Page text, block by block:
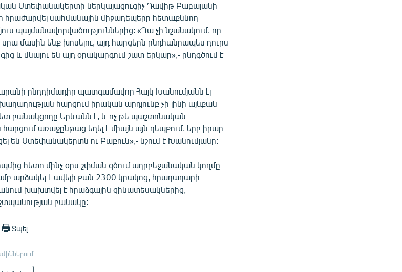
Ստեփանակերտի ներկայացուցիչ Դավիթ Բաբայանի
հրաժարվել սահմանային միջադեպերը հետաքննող
պայմանավորվածություններից: «Դա չի նշանակում, որ
մասին ենք խոսելու, այդ հարցերն ընդհանրապես դուրս
և մնալու են այդ օրակարգում շատ երկար»,- ընդգծում է
ընդդիմադիր պատգամավոր Հայկ Խանումյանն էլ
հարցում իրական արդյունք չի լինի այնքան
բանակցողը Երևանն է, և ոչ թե պաշտոնական
առաջընթաց եղել է միայն այն դեպքում, երբ իրար
են Ստեփանակերտն ու Բաքուն»,- նշում է Խանումյանը:
հետո մինչ օրս շփման գծում ադրբեջանական կողմը
արձակել է ավելի քան 2300 կրակոց, հրադադարի
խախտվել է հրաձգային զինատեսակներից,
բանակը:
Տպել